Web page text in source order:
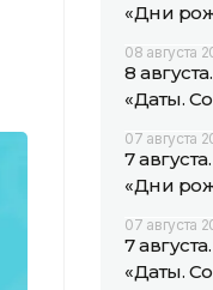
«Дни
08 августа
8
«Даты.
07 августа
7
«Дни
07 августа
7
«Даты.